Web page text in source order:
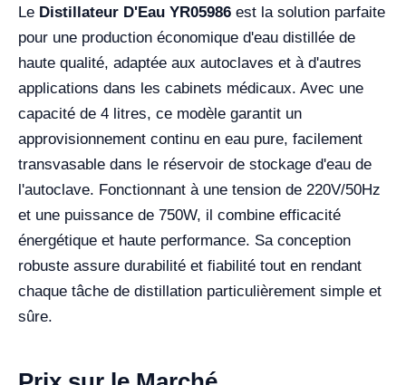
Le Distillateur D'Eau YR05986 est la solution parfaite
pour une production économique d'eau distillée de
haute qualité, adaptée aux autoclaves et à d'autres
applications dans les cabinets médicaux. Avec une
capacité de 4 litres, ce modèle garantit un
approvisionnement continu en eau pure, facilement
transvasable dans le réservoir de stockage d'eau de
l'autoclave. Fonctionnant à une tension de 220V/50Hz
et une puissance de 750W, il combine efficacité
énergétique et haute performance. Sa conception
robuste assure durabilité et fiabilité tout en rendant
chaque tâche de distillation particulièrement simple et
sûre.